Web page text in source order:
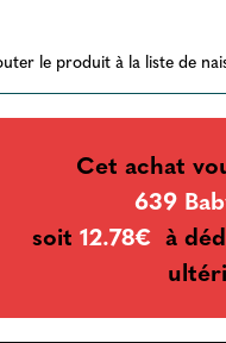
le produit à la liste de
Cet achat
639
soit 12.78€ à